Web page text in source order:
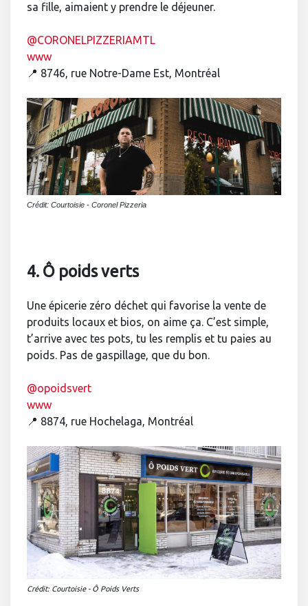
sa fille, aimaient y prendre le déjeuner.
@CORONELPIZZERIAMTL
www
📍 8746, rue Notre-Dame Est, Montréal
Crédit: Courtoisie - Coronel Pizzeria
4. Ô poids verts
Une épicerie zéro déchet qui favorise la vente de
produits locaux et bios, on aime ça. C’est simple,
t’arrive avec tes pots, tu les remplis et tu paies au
poids. Pas de gaspillage, que du bon.
@opoidsvert
www
📍 8874, rue Hochelaga, Montréal
Crédit: Courtoisie - Ô Poids Verts